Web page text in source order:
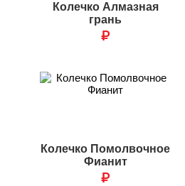
Колечко Алмазная
грань
₽
Колечко Помолвочное
Фианит
₽